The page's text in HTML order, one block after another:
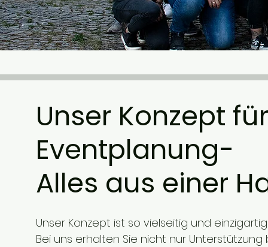
Unser Konzept
Eventplanung-
Alles aus einer
Unser Konzept ist so vielseitig und
Bei uns erhalten Sie nicht nur